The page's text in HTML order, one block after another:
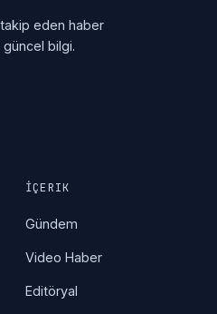
takip eden haber
bilgi.
İÇERIK
Gündem
Video Haber
Editöryal